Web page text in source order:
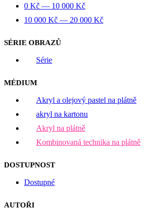
0 Kč — 10 000 Kč
10 000 Kč — 20 000 Kč
SÉRIE OBRAZŮ
Série
MÉDIUM
Akryl a olejový pastel na plátně
akryl na kartonu
Akryl na plátně
Kombinovaná technika na plátně
DOSTUPNOST
Dostupné
AUTOŘI